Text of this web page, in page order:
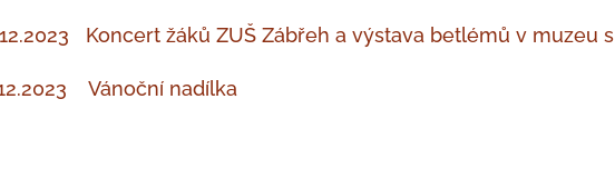
Koncert žáků ZUŠ Zábřeh a výstava betlémů v muzeu
Vánoční nadílka